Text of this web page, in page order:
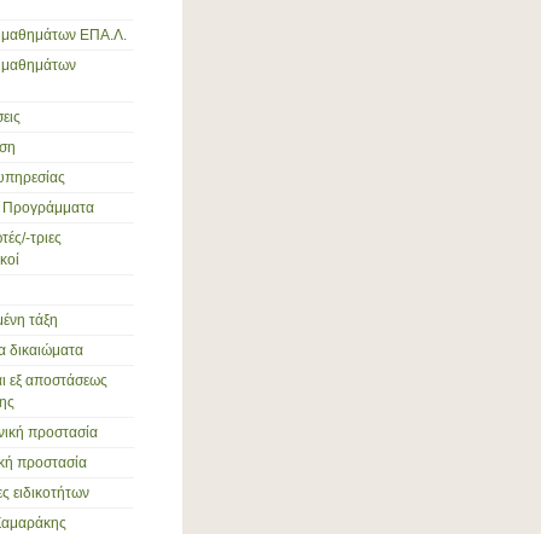
μαθημάτων ΕΠΑ.Λ.
μαθημάτων
Προγράμματα
τριες
τάξη
δικαιώματα
εξ αποστάσεως
προστασία
προστασία
ειδικοτήτων